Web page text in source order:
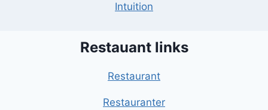
Intuition
Restauant links
Restaurant
Restauranter